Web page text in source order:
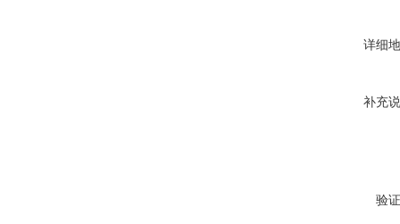
详细
补充
验